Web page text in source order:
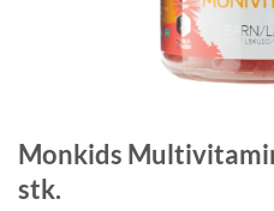
Monkids
stk.